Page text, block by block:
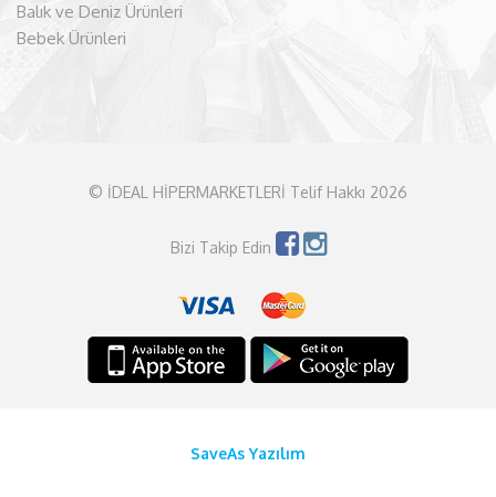
Balık ve Deniz Ürünleri
Bebek Ürünleri
© İDEAL HİPERMARKETLERİ Telif Hakkı 2026
Bizi Takip Edin
SaveAs Yazılım